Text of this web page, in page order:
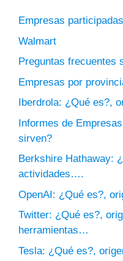
Empresas
Walmart
Preguntas frecuentes
Empresas por
Iberdrola: ¿Qué es?,
Informes de
sirven?
Berkshire Hathaway:
actividades….
OpenAI: ¿Qué es?,
Twitter: ¿Qué es?,
herramientas…
Tesla: ¿Qué es?,